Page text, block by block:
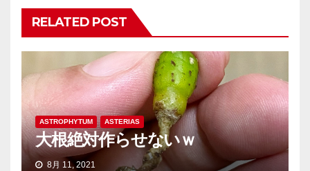
ョ
ン
RELATED POST
ASTROPHYTUM ASTERIAS
大根絶対作らせないｗ
8月 11, 2021